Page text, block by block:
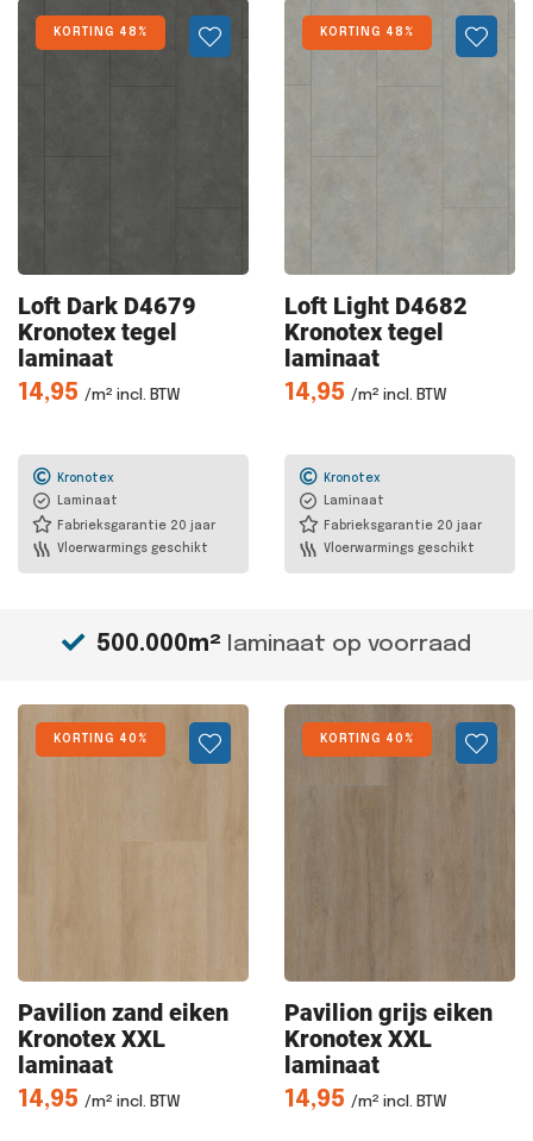
KORTING 48%
Loft Dark D4679
Kronotex tegel
laminaat
14,95 /m² incl. BTW
Kronotex
Laminaat
Fabrieksgarantie 20 jaar
Vloerwarmings geschikt
KORTING 48%
Loft Light D4682
Kronotex tegel
laminaat
14,95 /m² incl. BTW
Kronotex
Laminaat
Fabrieksgarantie 20 jaar
Vloerwarmings geschikt
500.000m² laminaat op voorraad
KORTING 40%
Pavilion zand eiken
Kronotex XXL
laminaat
14,95 /m² incl. BTW
KORTING 40%
Pavilion grijs eiken
Kronotex XXL
laminaat
14,95 /m² incl. BTW